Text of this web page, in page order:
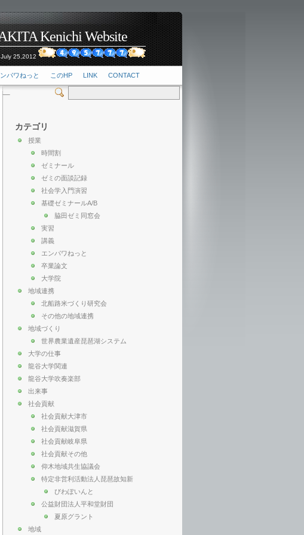
Kenichi Website
July 25,2012
パワねっと このHP LINK CONTACT
カテゴリ
授業
時間割
ゼミナール
ゼミの面談記録
社会学入門演習
基礎ゼミナールA/B
脇田ゼミ同窓会
実習
講義
エンパワねっと
卒業論文
大学院
地域連携
北船路米づくり研究会
その他の地域連携
地域づくり
世界農業遺産琵琶湖システム
大学の仕事
龍谷大学関連
龍谷大学吹奏楽部
出来事
社会貢献
社会貢献大津市
社会貢献滋賀県
社会貢献岐阜県
社会貢献その他
仰木地域共生協議会
特定非営利活動法人琵琶故知新
びわぽいんと
公益財団法人平和堂財団
夏原グラント
地域